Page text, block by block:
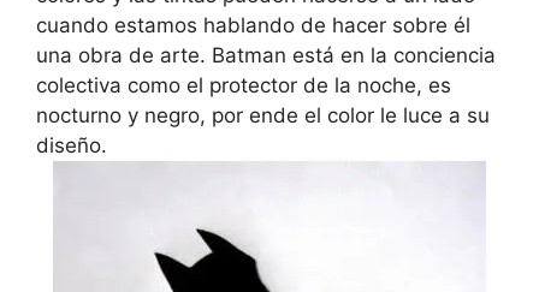
cuando estamos hablando de hacer sobre él
una obra de arte. Batman está en la conciencia
colectiva como el protector de la noche, es
nocturno y negro, por ende el color le luce a su
diseño.